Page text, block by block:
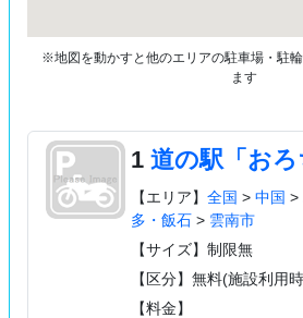
※地図を動かすと他のエリアの駐車場・駐
ます
1 道の駅「おろ
【エリア】 全国 > 中国 >
多・飯石> 雲南市
【サイズ】制限無
【区分】無料(施設利用
【料金】